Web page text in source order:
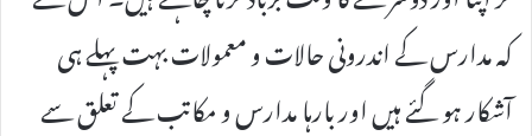
کہ مدارس کے اندرونی حالات و معمولات بہت پہلے ہی
آشکار ہو گئے ہیں اور بارہا مدارس و مکاتب کے تعلق سے